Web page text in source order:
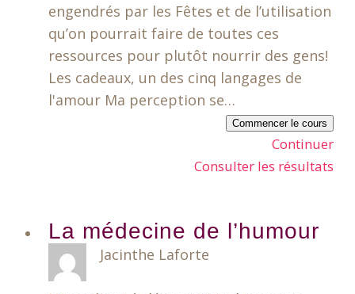
engendrés par les Fêtes et de l’utilisation
qu’on pourrait faire de toutes ces
ressources pour plutôt nourrir des gens!
Les cadeaux, un des cinq langages de
l'amour Ma perception se…
Commencer le cours
Continuer
Consulter les résultats
La médecine de l’humour
Jacinthe Laforte